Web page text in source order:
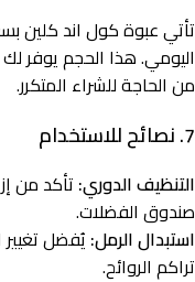
اليومي. هذا الحجم يوفر
من الحاجة للشراء المتكرر.
7. نصائح للاستخدام
التنظيف الدوري: تأكد من
صندوق الفضلات.
استبدال الرمل: يُفضل
تراكم الروائح.